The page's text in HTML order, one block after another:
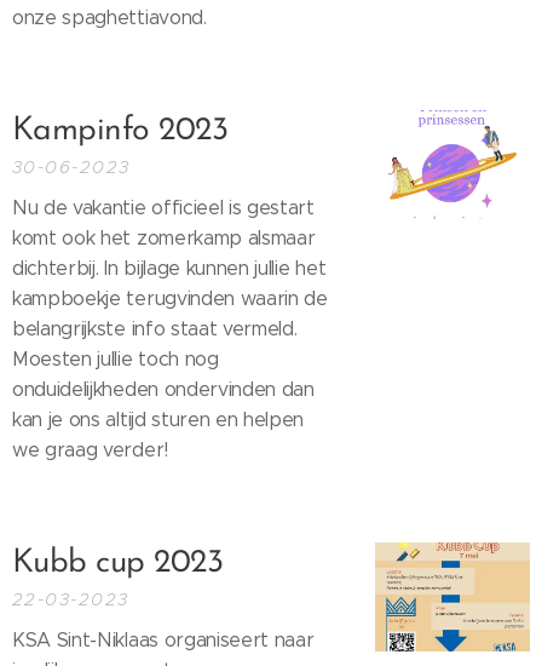
onze spaghettiavond. 🍝
Kampinfo 2023
30-06-2023
Nu de vakantie officieel is gestart
komt ook het zomerkamp alsmaar
dichterbij. In bijlage kunnen jullie het
kampboekje terugvinden waarin de
belangrijkste info staat vermeld.
Moesten jullie toch nog
onduidelijkheden ondervinden dan
kan je ons altijd sturen en helpen
we graag verder!
Kubb cup 2023
22-03-2023
KSA Sint-Niklaas organiseert naar